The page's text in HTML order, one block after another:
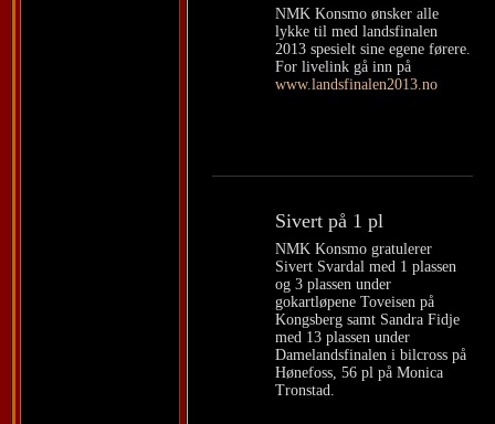
NMK Konsmo ønsker alle
lykke til med landsfinalen
2013 spesielt sine egene førere.
For livelink gå inn på
www.landsfinalen2013.no
Sivert på 1 pl
NMK Konsmo gratulerer
Sivert Svardal med 1 plassen
og 3 plassen under
gokartløpene Toveisen på
Kongsberg samt Sandra Fidje
med 13 plassen under
Damelandsfinalen i bilcross på
Hønefoss, 56 pl på Monica
Tronstad.